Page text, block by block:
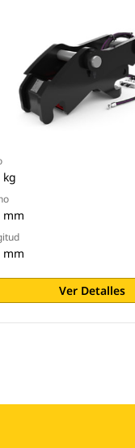
kg
mm
mm
Ver Detalles